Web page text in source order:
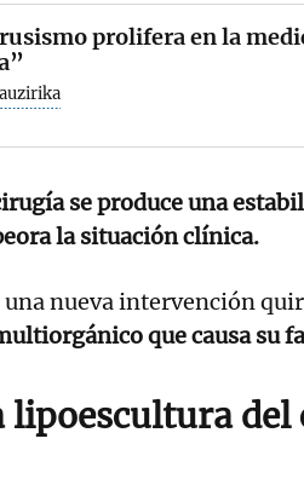
prolifera en la
se produce una
la situación clínica.
una nueva intervención
que causa su
lipoescultura